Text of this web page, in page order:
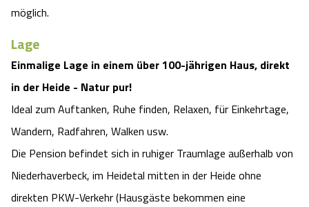
Kontakt
Landschaftsführungen
Veranstaltungen
Adventure District Bispingen
Unterkünfte
Ausflugsziele
möglich.
Lage
Einmalige Lage in einem über 100-jährigen Haus, direkt
in der Heide - Natur pur!
Ideal zum Auftanken, Ruhe finden, Relaxen, für Einkehrtage,
Wandern, Radfahren, Walken usw.
Die Pension befindet sich in ruhiger Traumlage außerhalb von
Niederhaverbeck, im Heidetal mitten in der Heide ohne
direkten PKW-Verkehr (Hausgäste bekommen eine